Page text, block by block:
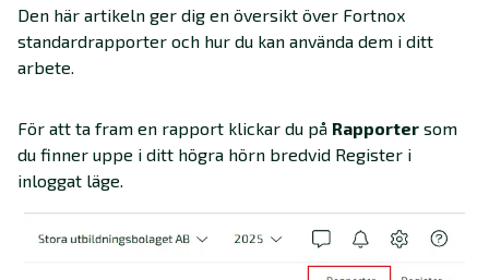
Den här artikeln ger dig en översikt över Fortnox
standardrapporter och hur du kan använda dem i ditt
arbete.
För att ta fram en rapport klickar du på Rapporter som
du finner uppe i ditt högra hörn bredvid Register i
inloggat läge.